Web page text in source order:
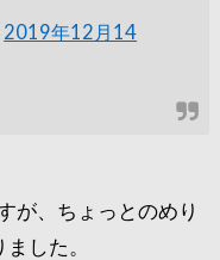
2019年12月14
が、ちょっとのめり
した。